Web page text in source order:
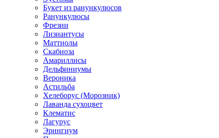
Букет из ранункулюсов
Ранункулюсы
Фрезии
Лизиантусы
Маттиолы
Скабиоза
Амариллисы
Дельфиниумы
Вероника
Астильба
Хелеборус (Морозник)
Лаванда сухоцвет
Клематис
Лагурус
Эрингиум